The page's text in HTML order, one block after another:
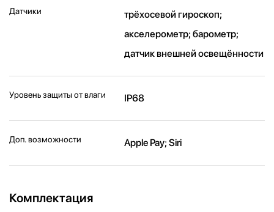
Датчики
трёхосевой гироскоп;
акселерометр; барометр;
датчик внешней освещённости
Уровень защиты от влаги IP68
Доп. возможности Apple Pay; Siri
Комплектация